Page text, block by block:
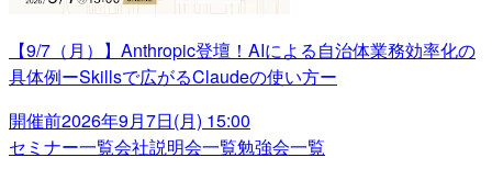
【9/7（月）】Anthropic登壇！AIによる自治体業務効率化の
具体例ーSkillsで広がるClaudeの使い方ー
開催前2026年9月7日(月) 15:00
セミナー一覧会社説明会一覧勉強会一覧